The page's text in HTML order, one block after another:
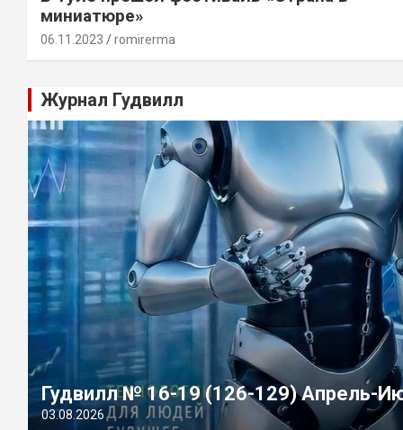
миниатюре»
06.11.2023 romirerma
Журнал Гудвилл
Гудвилл № 16-19 (126-129) Апрель-
03.08.2026